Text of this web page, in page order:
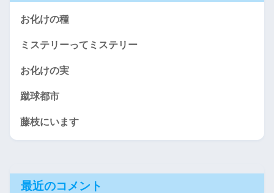
お化けの種
ミステリーってミステリー
お化けの実
蹴球都市
藤枝にいます
最近のコメント